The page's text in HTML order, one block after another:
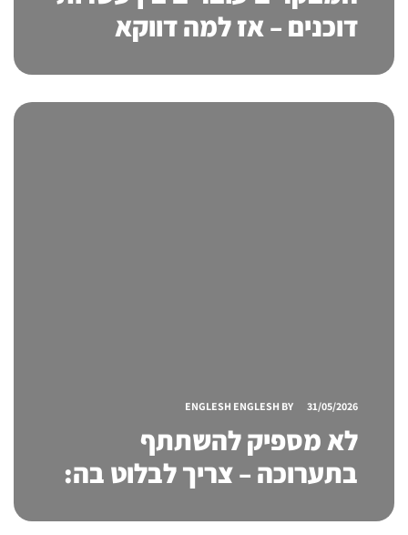
דוכנים – אז למה דווקא
סטנד לתערוכה ביצירת
31/05/2026
BY
ENGLESH ENGLESH
לא מספיק להשתתף
בתערוכה – צריך לבלוט בה: